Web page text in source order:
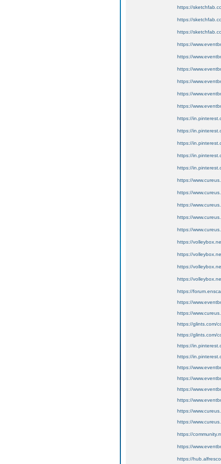
https://
https://
https://
https://
https://
https://
https://
https://
https://
https://
https://
https://
https://
https://
https://
https://
https://
https://
https://
https://
https://
https://
https://
https://
https://
https://
https://glints.com/
https://glints.com/
https://
https://
https://
https://
https://
https://
https://
https://
https://
https://
https://